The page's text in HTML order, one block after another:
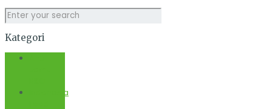
Kategori
Indonesia